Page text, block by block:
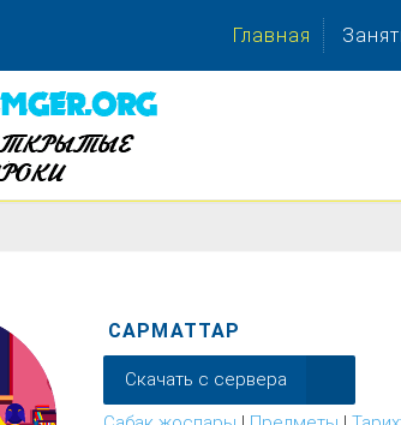
Главная
САРМАТТАР
Скачать с сервера
.